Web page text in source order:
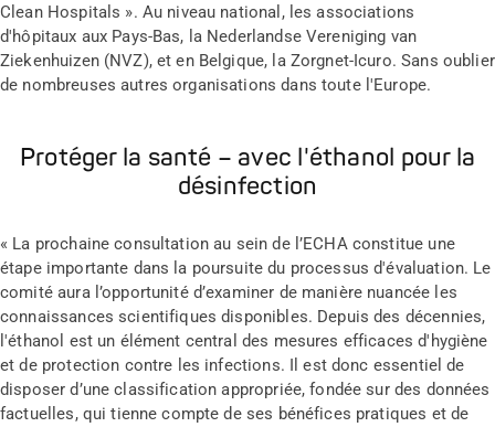
Clean Hospitals ». Au niveau national, les associations
d'hôpitaux aux Pays-Bas, la Nederlandse Vereniging van
Ziekenhuizen (NVZ), et en Belgique, la Zorgnet-Icuro. Sans oublier
de nombreuses autres organisations dans toute l'Europe.
Protéger la santé – avec l'éthanol pour la
désinfection
« La prochaine consultation au sein de l’ECHA constitue une
étape importante dans la poursuite du processus d'évaluation. Le
comité aura l’opportunité d’examiner de manière nuancée les
connaissances scientifiques disponibles. Depuis des décennies,
l'éthanol est un élément central des mesures efficaces d'hygiène
et de protection contre les infections. Il est donc essentiel de
disposer d’une classification appropriée, fondée sur des données
factuelles, qui tienne compte de ses bénéfices pratiques et de